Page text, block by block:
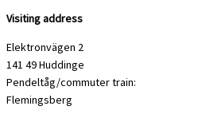
Visiting address
Elektronvägen 2
141 49 Huddinge
Pendeltåg/commuter train:
Flemingsberg